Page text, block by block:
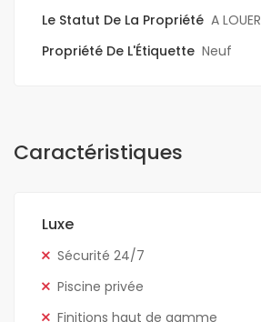
Le Statut De La Propriété A LOUER
Propriété De L'Étiquette Neuf
Caractéristiques
Luxe
Sécurité 24/7
Piscine privée
Finitions haut de gamme